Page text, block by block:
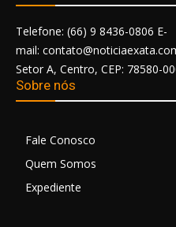
Telefone: (66) 9 8436-0806 E-
mail:
Setor A, Centro, CEP: 78580-
Sobre nós
Fale Conosco
Quem Somos
Expediente